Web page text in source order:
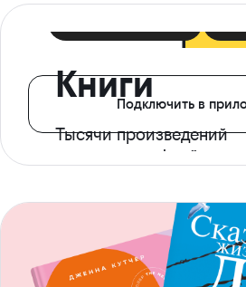
Книги
Тысячи произведений
с доступом офлайн
Подключить в